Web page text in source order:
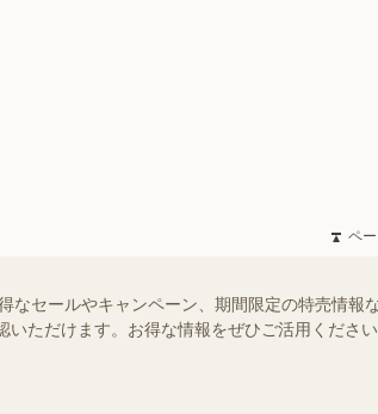
ペ
なセールやキャンペーン、期間限定の特売情報
ただけます。お得な情報をぜひご活用ください